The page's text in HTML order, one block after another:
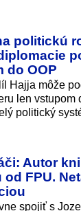
politickú
do OOP
Hajja môže
len vstupom
politický
Autor
FPU.
spojiť s